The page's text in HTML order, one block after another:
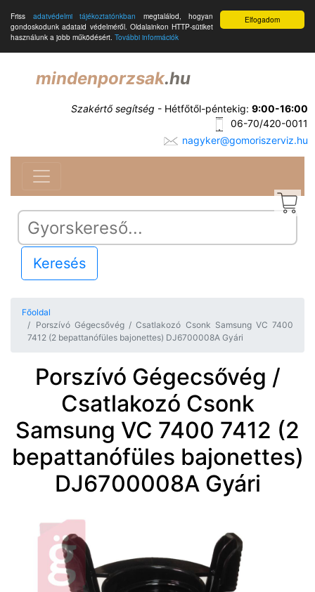
Elfogadom
Friss adatvédelmi tájékoztatónkban megtalálod, hogyan
gondoskodunk adataid védelméről. Oldalainkon HTTP-sütiket
használunk a jobb működésért. További információk
mindenporzsak.hu
Szakértő segítség - Hétfőtől-péntekig: 9:00-16:00
06-70/420-0011
nagyker@gomoriszerviz.hu
Keresés
Főoldal
Porszívó Gégecsővég / Csatlakozó Csonk Samsung VC 7400
7412 (2 bepattanófüles bajonettes) DJ6700008A Gyári
Porszívó Gégecsővég /
Csatlakozó Csonk
Samsung VC 7400 7412 (2
bepattanófüles bajonettes)
DJ6700008A Gyári